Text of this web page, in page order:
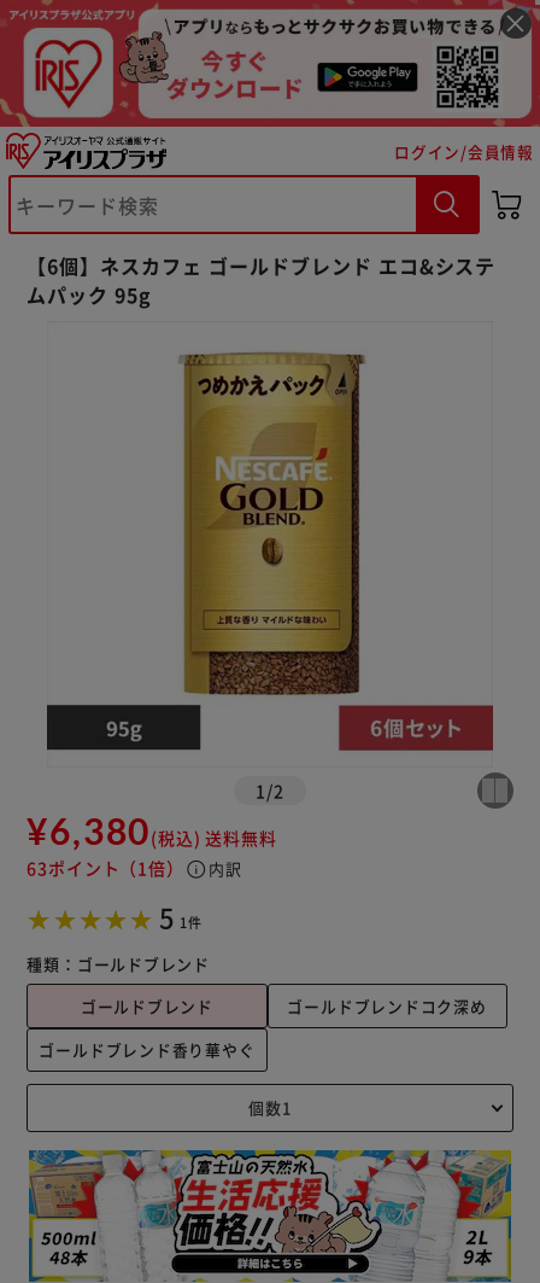
ログイン/会員情報
【6個】ネスカフェ ゴールドブレンド エコ&システ
ムパック 95g
1 /2
¥6,380(税込) 送料無料
63ポイント （1倍） info 内訳
5 1件
種類： ゴールドブレンド
ゴールドブレンド
ゴールドブレンドコク深め
ゴールドブレンド香り華やぐ
※ご確認ください
カートに入れる